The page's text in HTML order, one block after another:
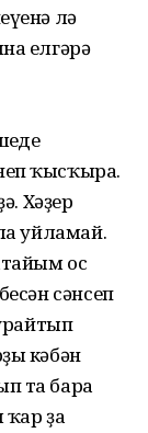
лә
елгәрә
ҡысҡыра.
Хәҙер
уйламай.
ос
сәнсеп
кәбән
та бара
ҡар ҙа